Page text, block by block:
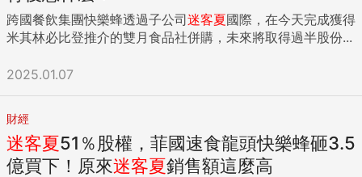
跨國餐飲集團快樂蜂透過子公司迷客夏國際，在今天完成獲得
米其林必比登推介的雙月食品社併購，未來將取得過半股份...
2025.01.07
財經
迷客夏51％股權，菲國速食龍頭快樂蜂砸3.5
億買下！原來迷客夏銷售額這麼高